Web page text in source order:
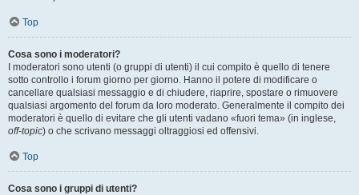
Top
Cosa sono i moderatori?
I moderatori sono utenti (o gruppi di utenti) il cui compito è quello di tenere
sotto controllo i forum giorno per giorno. Hanno il potere di modificare o
cancellare qualsiasi messaggio e di chiudere, riaprire, spostare o rimuovere
qualsiasi argomento del forum da loro moderato. Generalmente il compito dei
moderatori è quello di evitare che gli utenti vadano «fuori tema» (in inglese,
off-topic) o che scrivano messaggi oltraggiosi ed offensivi.
Top
Cosa sono i gruppi di utenti?